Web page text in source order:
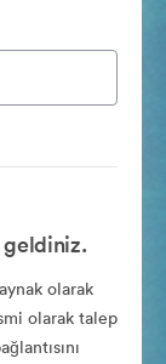
olarak
olarak talep